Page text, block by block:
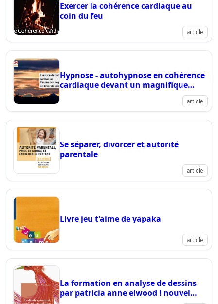
Exercer la cohérence cardiaque au
coin du feu
article
Hypnose - autohypnose en cohérence
cardiaque devant un magnifique
article
Se séparer, divorcer et autorité
parentale
article
Livre jeu t'aime de yapaka
article
La formation en analyse de dessins
par patricia anne elwood ! nouvel